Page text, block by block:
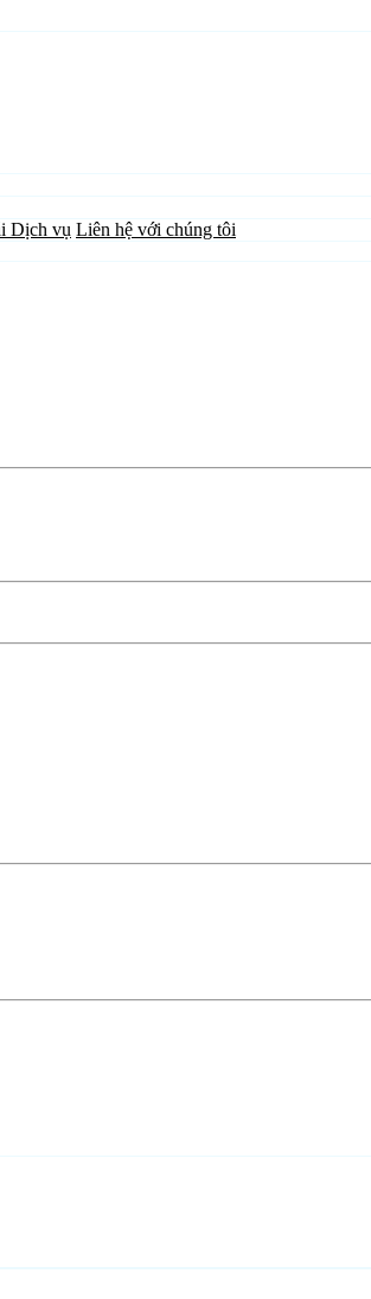
Dịch vụ Liên hệ với chúng tôi